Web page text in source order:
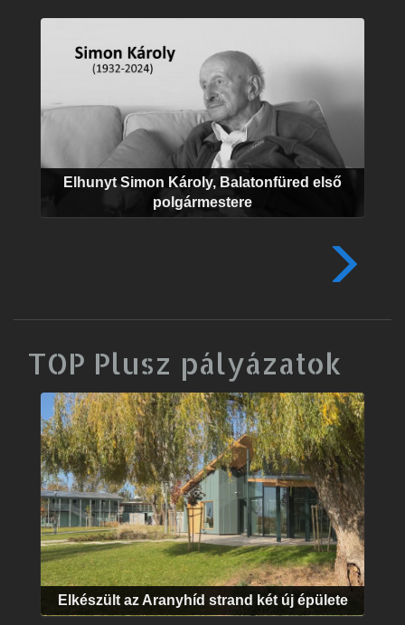
Elhunyt Simon Károly, Balatonfüred első
polgármestere
TOP Plusz pályázatok
Elkészült az Aranyhíd strand két új épülete